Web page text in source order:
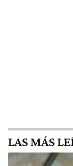
LAS MÁS